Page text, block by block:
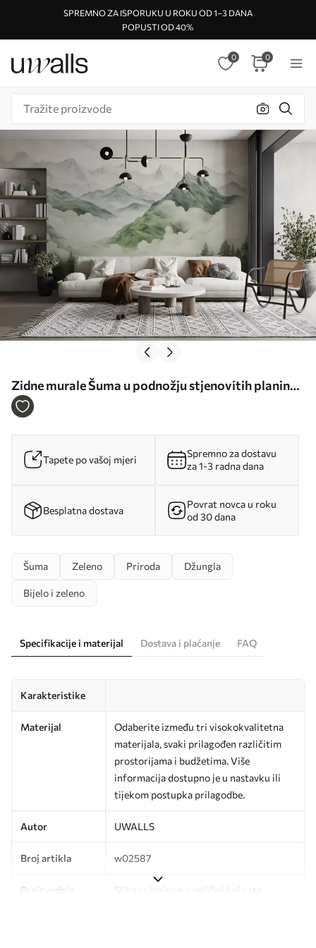
SPREMNO ZA ISPORUKU U ROKU OD 1–3 DANA
POPUSTI OD 40%
0 0
Zidne murale Šuma u podnožju stjenovitih planina
imitacija akvarela br. w02587
Tapete po vašoj mjeri
Spremno za dostavu
za 1-3 radna dana
Besplatna dostava
Povrat novca u roku
od 30 dana
Šuma Zeleno Priroda Džungla
Bijelo i zeleno
Specifikacije i materijal Dostava i plaćanje FAQ
Karakteristike
Materijal
Odaberite između tri visokokvalitetna
materijala, svaki prilagođen različitim
prostorijama i budžetima. Više
informacija dostupno je u nastavku ili
tijekom postupka prilagodbe.
Autor UWALLS
Broj artikla w02587
Proizvodnja
Slika se ispisuje u veličini koju ste